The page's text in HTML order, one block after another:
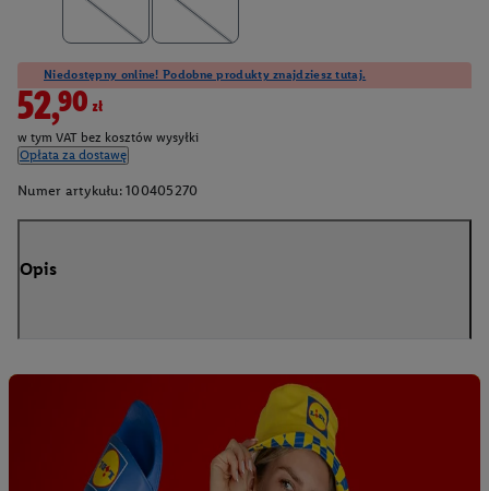
Niedostępny online! Podobne produkty znajdziesz tutaj.
52,90zł
w tym VAT bez kosztów wysyłki
Opłata za dostawę
Numer artykułu: 100405270
Opis